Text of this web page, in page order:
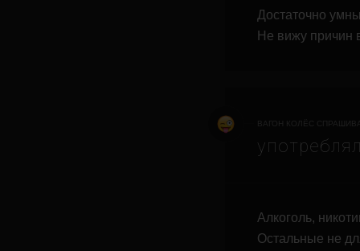
Достаточно
Не вижу причин
ВАГОН КОЛЁС
Алкоголь,
Остальные не